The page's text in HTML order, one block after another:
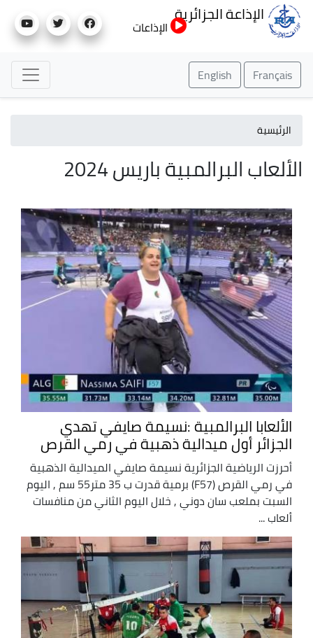
إلى
الإذاعة الجزائرية
الإذاعات
Français
English
الرئيسية
الألعاب البرالمبية باريس 2024
الألعابا البرالمبية :نسيمة صايفي تهدي
الجزائر أول ميدالية ذهبية في رمي القرص
أحرزت الرياضية الجزائرية نسيمة صايفي الميدالية الذهبية
في رمي القرص (F57) برمية قدرت ب 35 متر55 سم , اليوم
السبت بملعب سان دوني , خلال اليوم الثاني من منافسات
ألعاب ...